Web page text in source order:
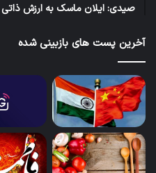
صیدی: ایلان ماسک به ارزش
آخرین پست های بازبینی شده